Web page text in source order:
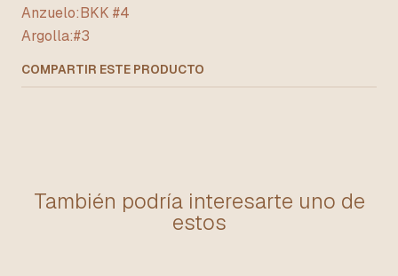
Anzuelo:BKK #4
Argolla:#3
COMPARTIR ESTE PRODUCTO
También podría interesarte uno de
estos